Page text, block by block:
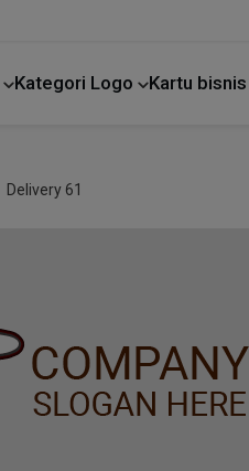
Kategori Logo Kartu bisnis
Delivery 61